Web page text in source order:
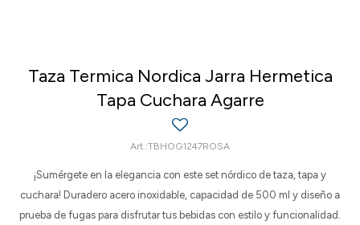
Taza Termica Nordica Jarra Hermetica
Tapa Cuchara Agarre
TBHOG1247ROSA
¡Sumérgete en la elegancia con este set nórdico de taza, tapa y
cuchara! Duradero acero inoxidable, capacidad de 500 ml y diseño a
prueba de fugas para disfrutar tus bebidas con estilo y funcionalidad.